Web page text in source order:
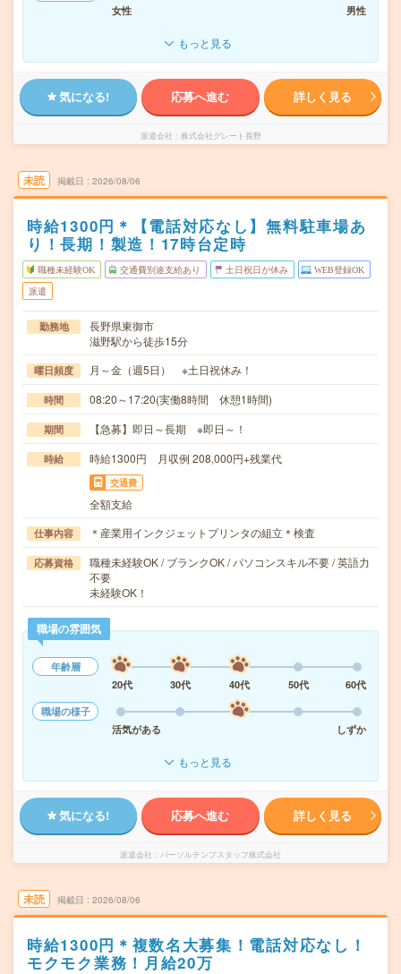
女性
男性
もっと見る
気になる! 応募へ進む 詳しく見る
派遣会社 株式会社グレート長野
未読 掲載日 2026/08/06
時給1300円＊【電話対応なし】無料駐車場あ
り！長期！製造！17時台定時
職種未経験OK 交通費別途支給あり 土日祝日が休み WEB登録OK
派遣
勤務地
長野県東御市
滋野駅から徒歩15分
曜日頻度 月～金（週5日） ※土日祝休み！
時間 08:20～17:20(実働8時間 休憩1時間)
期間 【急募】即日～長期 ※即日～！
時給 時給1300円 月収例 208,000円+残業代
交通費
全額支給
仕事内容 ＊産業用インクジェットプリンタの組立＊検査
応募資格
職種未経験OK / ブランクOK / パソコンスキル不要 / 英語力
不要
未経験OK！
職場の雰囲気
年齢層
20代
30代 40代 50代
60代
職場の様子
活気がある
しずか
もっと見る
気になる! 応募へ進む 詳しく見る
派遣会社 パーソルテンプスタッフ株式会社
未読 掲載日 2026/08/06
時給1300円＊複数名大募集！電話対応なし！
モクモク業務！月給20万